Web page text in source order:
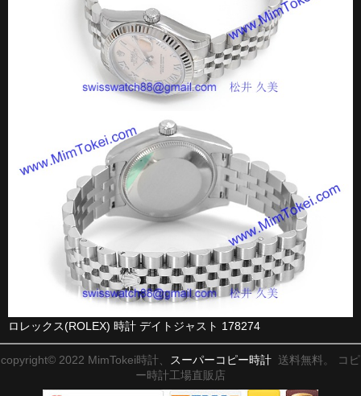
ロレックス(ROLEX) 時計 デイトジャスト 178274
copyright© 2022 MimTokei時計、 スーパーコピー時計 送料無料。 コピ
ー時計工場直販店